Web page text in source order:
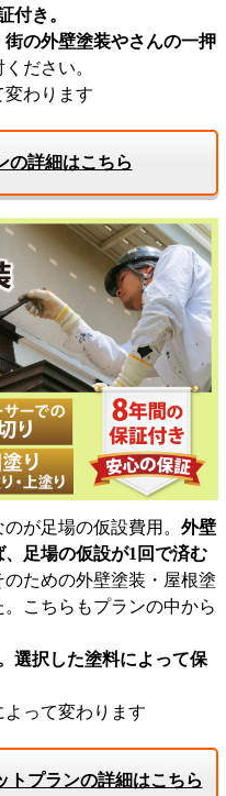
付き。
街の外壁塗装やさんの一押
ださい。
わります
の詳細はこちら
が足場の仮設費用。 外壁
足場の仮設が1回で済む
のための外壁塗装・屋根塗
こちらもプランの中から
選択した塗料によって保
って変わります
トプランの詳細はこちら